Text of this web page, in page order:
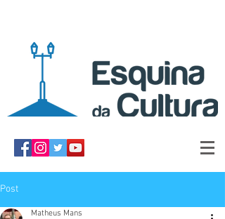
Post
Matheus Mans